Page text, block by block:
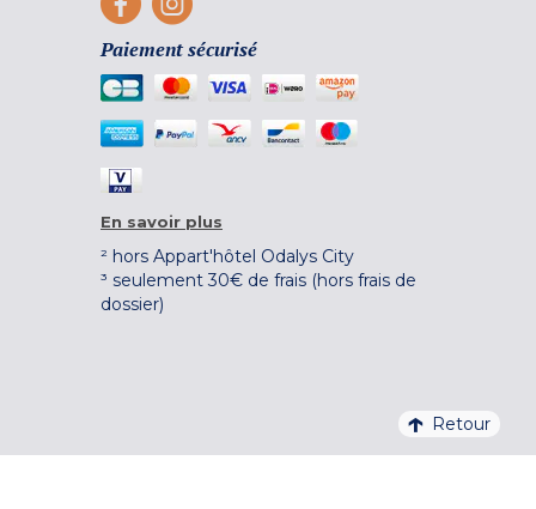
Paiement sécurisé
En savoir plus
² hors Appart'hôtel Odalys City
³ seulement 30€ de frais (hors frais de
dossier)
Retour